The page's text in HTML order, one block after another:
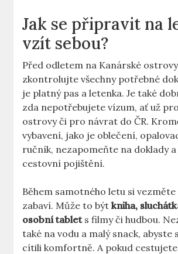
Jak se připravit na
vzít sebou?
Před odletem na Kanárské
zkontrolujte všechny potřebné
je platný pas a letenka. Je také
zda nepotřebujete vízum, ať už
ostrovy či pro návrat do ČR.
vybavení, jako je oblečení,
ručník, nezapomeňte na doklady
cestovní pojištění.
Během samotného letu si vezměte
zabaví. Může to býtkniha,
osobní tablets filmy či hudbou.
také na vodu a malý snack, abyste
cítili komfortně. A pokud